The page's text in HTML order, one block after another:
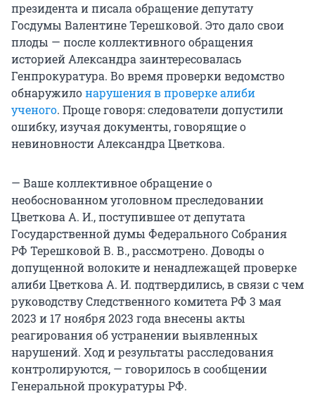
президента и писала обращение депутату
Госдумы Валентине Терешковой. Это дало свои
плоды — после коллективного обращения
историей Александра заинтересовалась
Генпрокуратура. Во время проверки ведомство
обнаружилонарушения в проверке алиби
ученого. Проще говоря: следователи допустили
ошибку, изучая документы, говорящие о
невиновности Александра Цветкова.
— Ваше коллективное обращение о
необоснованном уголовном преследовании
Цветкова А. И., поступившее от депутата
Государственной думы Федерального Собрания
РФ Терешковой В. В., рассмотрено. Доводы о
допущенной волоките и ненадлежащей проверке
алиби Цветкова А. И. подтвердились, в связи с чем
руководству Следственного комитета РФ 3 мая
2023 и 17 ноября 2023 года внесены акты
реагирования об устранении выявленных
нарушений. Ход и результаты расследования
контролируются, — говорилось в сообщении
Генеральной прокуратуры РФ.